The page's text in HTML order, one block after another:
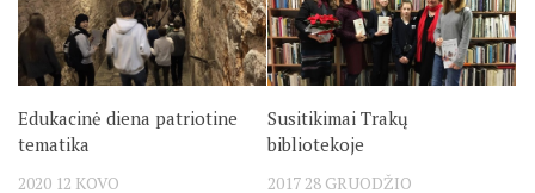
Edukacinė diena patriotine
tematika
2020 12 KOVO
Susitikimai Trakų
bibliotekoje
2017 28 GRUODŽIO